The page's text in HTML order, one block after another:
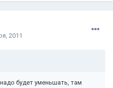
2011
будет уменьшать, там